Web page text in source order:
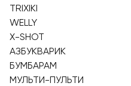
TRIXIKI
WELLY
X-SHOT
АЗБУКВАРИК
БУМБАРАМ
МУЛЬТИ-ПУЛЬТИ